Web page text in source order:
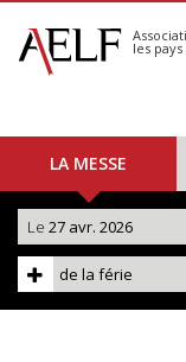
S'abonner
Calendrier
les
LA MESSE
Le 27 avr. 2026
de la férie